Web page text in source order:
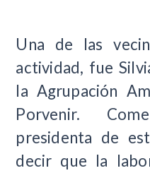
Una de las
actividad, fue
la Agrupación
Porvenir.
presidenta de
decir que la